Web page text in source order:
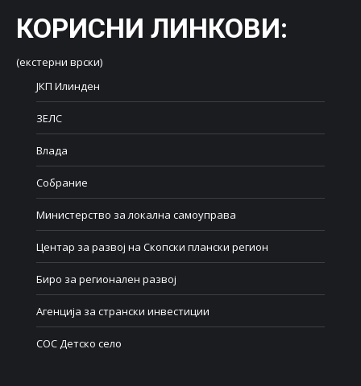
КОРИСНИ ЛИНКОВИ:
(екстерни врски)
ЈКП Илинден
ЗЕЛС
Влада
Собрание
Министерство за локална самоуправа
Центар за развој на Скопски плански регион
Биро за регионален развој
Агенција за странски инвестиции
СОС Детско село